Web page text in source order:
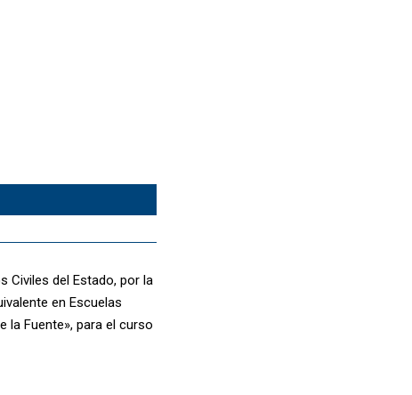
Civiles del Estado, por la
en Escuelas
la Fuente», para el curso